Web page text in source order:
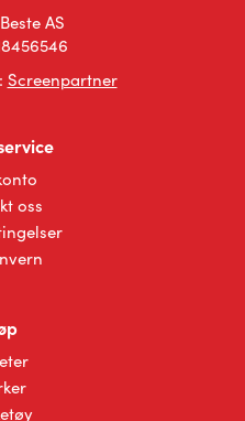
AS
Screenpartner
oss